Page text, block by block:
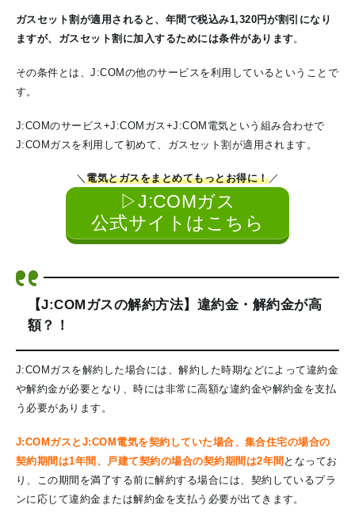
ガスセット割が適用されると、年間で税込み1,320円が割引になり
ますが、ガスセット割に加入するためには条件があります。
その条件とは、J:COMの他のサービスを利用しているということで
す。
J:COMのサービス+J:COMガス+J:COM電気という組み合わせで
J:COMガスを利用して初めて、ガスセット割が適用されます。
＼電気とガスをまとめてもっとお得に！／
▷J:COMガス
公式サイトはこちら
【J:COMガスの解約方法】違約金・解約金が高
額？！
J:COMガスを解約した場合には、解約した時期などによって違約金
や解約金が必要となり、時には非常に高額な違約金や解約金を支払
う必要があります。
J:COMガスとJ:COM電気を契約していた場合、集合住宅の場合の
契約期間は1年間、戸建て契約の場合の契約期間は2年間 となってお
り、この期間を満了する前に解約する場合には、契約しているプラ
ンに応じて違約金または解約金を支払う必要が出てきます。